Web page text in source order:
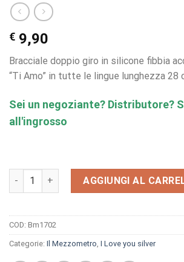
€ 9,90
Bracciale doppio giro in silicone fibbia
“Ti Amo” in tutte le lingue lunghezza 28
Sei un negoziante? Distributore?
all'ingrosso
Bracciale Il Mezzometro i love you black
AGGIUNGI AL
COD: Bm1702
Categorie: Il Mezzometro I Love you silver